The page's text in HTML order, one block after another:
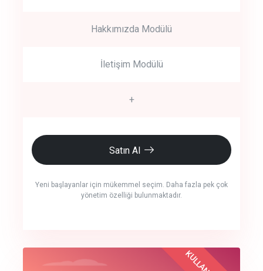
Hakkımızda Modülü
İletişim Modülü
+
Satın Al
Yeni başlayanlar için mükemmel seçim. Daha fazla pek çok
yönetim özelliği bulunmaktadır.
crm auto cync